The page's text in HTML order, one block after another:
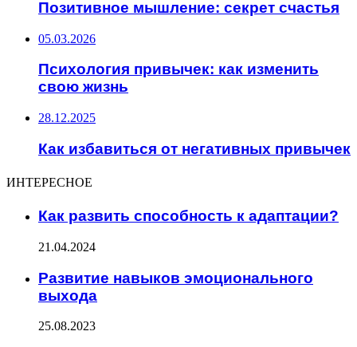
Позитивное мышление: секрет счастья
05.03.2026
Психология привычек: как изменить
свою жизнь
28.12.2025
Как избавиться от негативных привычек
ИНТЕРЕСНОЕ
Как развить способность к адаптации?
21.04.2024
Развитие навыков эмоционального
выхода
25.08.2023